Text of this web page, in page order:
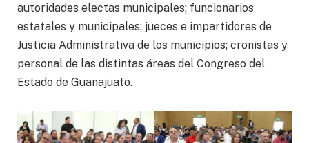
autoridades electas municipales; funcionarios
estatales y municipales; jueces e impartidores de
Justicia Administrativa de los municipios; cronistas y
personal de las distintas áreas del Congreso del
Estado de Guanajuato.